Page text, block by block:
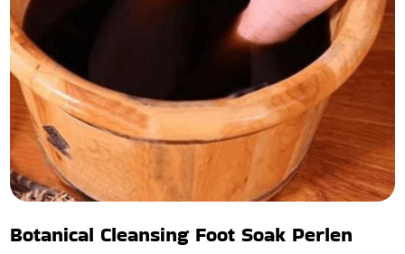
Botanical Cleansing Foot Soak Perlen